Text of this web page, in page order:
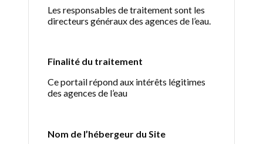
Les responsables de traitement sont les
directeurs généraux des agences de l’eau.
Finalité du traitement
Ce portail répond aux intérêts légitimes
des agences de l’eau
Nom de l’hébergeur du Site